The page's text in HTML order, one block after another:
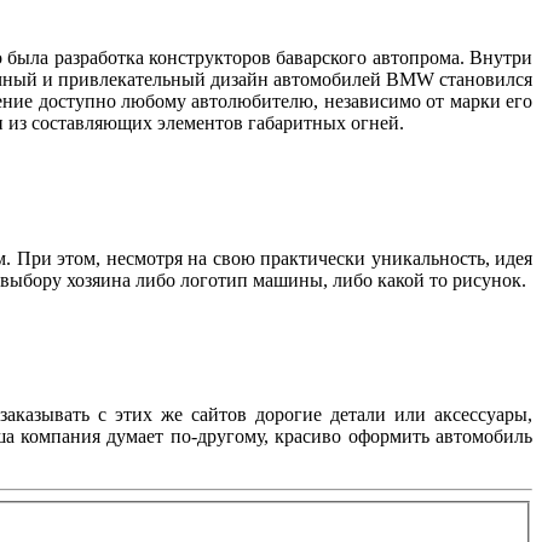
разработка конструкторов баварского автопрома. Внутри
и привлекательный дизайн автомобилей BMW становился
доступно любому автолюбителю, независимо от марки его
из составляющих элементов габаритных огней.
При этом, несмотря на свою практически уникальность, идея
хозяина либо логотип машины, либо какой то рисунок.
с этих же сайтов дорогие детали или аксессуары,
компания думает по-другому, красиво оформить автомобиль